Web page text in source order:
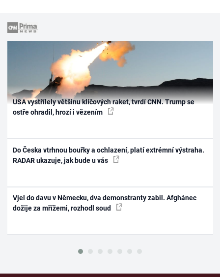
USA vystřílely většinu klíčových raket, tvrdí CNN. Trump se
ostře ohradil, hrozí i vězením
Do Česka vtrhnou bouřky a ochlazení, platí extrémní výstraha.
RADAR ukazuje, jak bude u vás
Vjel do davu v Německu, dva demonstranty zabil. Afghánec
dožije za mřížemi, rozhodl soud